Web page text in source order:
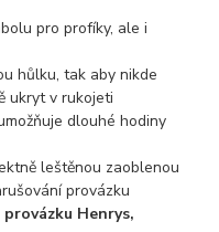
pro profíky, ale i
hůlku, tak aby nikde
ukryt v rukojeti
dlouhé hodiny
leštěnou zaoblenou
provázku
Henrys,